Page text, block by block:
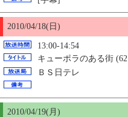
2010/04/18(日)
13:00-14:54
キューポラのある街
ＢＳ日テレ
2010/04/19(月)